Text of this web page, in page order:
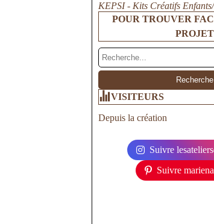
KEPSI - Kits Créatifs
POUR TROUVER
PROJET
VISITEURS
Depuis la création
Suivre
Suivre